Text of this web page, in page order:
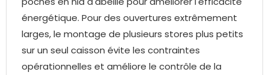
énergétique. Pour des ouvertures extrêmement
larges, le montage de plusieurs stores plus petits
sur un seul caisson évite les contraintes
opérationnelles et améliore le contrôle de la